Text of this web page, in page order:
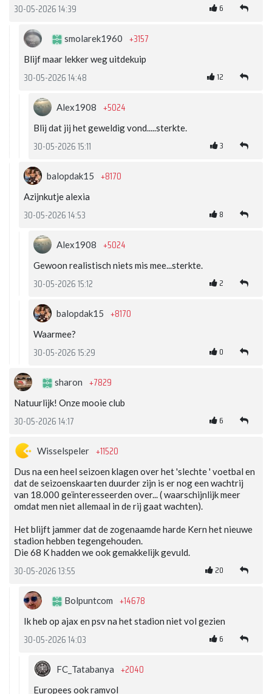
30-05-2026 14:39 6
smolarek1960 +3157
Blijf maar lekker weg uitdekuip
30-05-2026 14:48 12
Alex1908 +5024
Blij dat jij het geweldig vond.....sterkte.
30-05-2026 15:11 3
balopdak15 +8170
Azijnkutje alexia
30-05-2026 14:53 8
Alex1908 +5024
Gewoon realistisch niets mis mee...sterkte.
30-05-2026 15:12 2
balopdak15 +8170
Waarmee?
30-05-2026 15:29 0
sharon +7829
Natuurlijk! Onze mooie club
30-05-2026 14:17 6
Wisselspeler +11520
Dus na een heel seizoen klagen over het 'slechte ' voetbal en
dat de seizoenskaarten duurder zijn is er nog een wachtrij
van 18.000 geïnteresseerden over... ( waarschijnlijk meer
omdat men niet allemaal in de rij gaat wachten).
Het blijft jammer dat de zogenaamde harde Kern het nieuwe
stadion hebben tegengehouden.
Die 68 K hadden we ook gemakkelijk gevuld.
30-05-2026 13:55 20
Bolpuntcom +14678
Ik heb op ajax en psv na het stadion niet vol gezien
30-05-2026 14:03 6
FC_Tatabanya +2040
Europees ook ramvol